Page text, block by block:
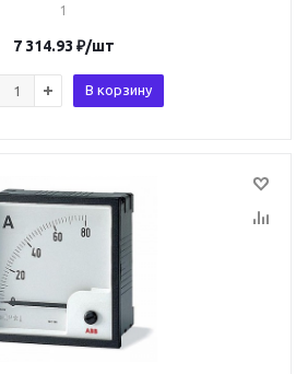
1
7 314.93 ₽/шт
В корзину